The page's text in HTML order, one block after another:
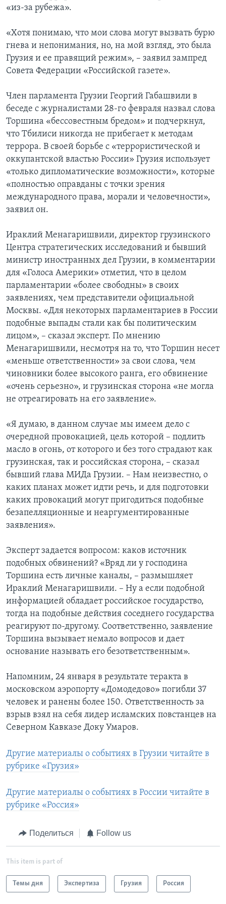
«из-за рубежа».
«Хотя понимаю, что мои слова могут вызвать бурю
гнева и непонимания, но, на мой взгляд, это была
Грузия и ее правящий режим», – заявил зампред
Совета Федерации «Российской газете».
Член парламента Грузии Георгий Габашвили в
беседе с журналистами 28-го февраля назвал слова
Торшина «бессовестным бредом» и подчеркнул,
что Тбилиси никогда не прибегает к методам
террора. В своей борьбе с «террористической и
оккупантской властью России» Грузия использует
«только дипломатические возможности», которые
«полностью оправданы с точки зрения
международного права, морали и человечности»,
заявил он.
Ираклий Менагаришвили, директор грузинского
Центра стратегических исследований и бывший
министр иностранных дел Грузии, в комментарии
для «Голоса Америки» отметил, что в целом
парламентарии «более свободны» в своих
заявлениях, чем представители официальной
Москвы. «Для некоторых парламентариев в России
подобные выпады стали как бы политическим
лицом», – сказал эксперт. По мнению
Менагаришвили, несмотря на то, что Торшин несет
«меньше ответственности» за свои слова, чем
чиновники более высокого ранга, его обвинение
«очень серьезно», и грузинская сторона «не могла
не отреагировать на его заявление».
«Я думаю, в данном случае мы имеем дело с
очередной провокацией, цель которой – подлить
масло в огонь, от которого и без того страдают как
грузинская, так и российская сторона, – сказал
бывший глава МИДа Грузии. – Нам неизвестно, о
каких планах может идти речь, и для подготовки
каких провокаций могут пригодиться подобные
безапелляционные и неаргументированные
заявления».
Эксперт задается вопросом: каков источник
подобных обвинений? «Вряд ли у господина
Торшина есть личные каналы, – размышляет
Ираклий Менагаришвили. – Ну а если подобной
информацией обладает российское государство,
тогда на подобные действия соседнего государства
реагируют по-другому. Соответственно, заявление
Торшина вызывает немало вопросов и дает
основание называть его безответственным».
Напомним, 24 января в результате теракта в
московском аэропорту «Домодедово» погибли 37
человек и ранены более 150. Ответственность за
взрыв взял на себя лидер исламских повстанцев на
Северном Кавказе Доку Умаров.
Другие материалы о событиях в Грузии читайте в
рубрике «Грузия»
Другие материалы о событиях в России читайте в
рубрике «Россия»
Поделиться Follow us
This item is part of
Темы дня Экспертиза Грузия Россия